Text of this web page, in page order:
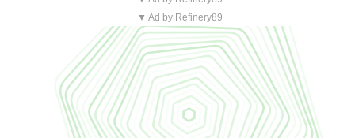
▼ Ad by Refinery89